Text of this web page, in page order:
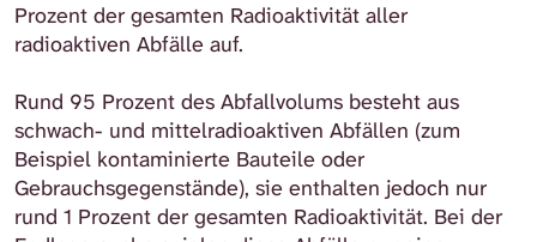
Prozent der gesamten Radioaktivität aller
radioaktiven Abfälle auf.
Rund 95 Prozent des Abfallvolums besteht aus
schwach- und mittelradioaktiven Abfällen (zum
Beispiel kontaminierte Bauteile oder
Gebrauchsgegenstände), sie enthalten jedoch nur
rund 1 Prozent der gesamten Radioaktivität. Bei der